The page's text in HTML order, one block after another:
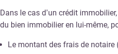
Dans le cas d’un crédit
du bien immobilier en lui-même,
Le montant des frais de notaire